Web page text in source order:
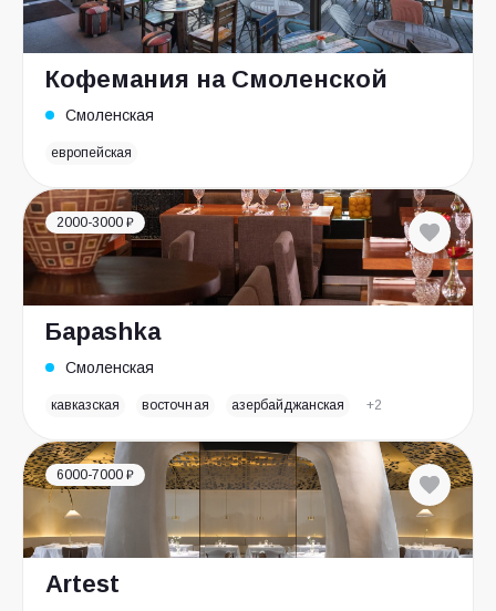
Кофемания на Смоленской
Смоленская
европейская
2000-3000 ₽
Бараshka
Смоленская
кавказская восточная азербайджанская +2
6000-7000 ₽
Artest